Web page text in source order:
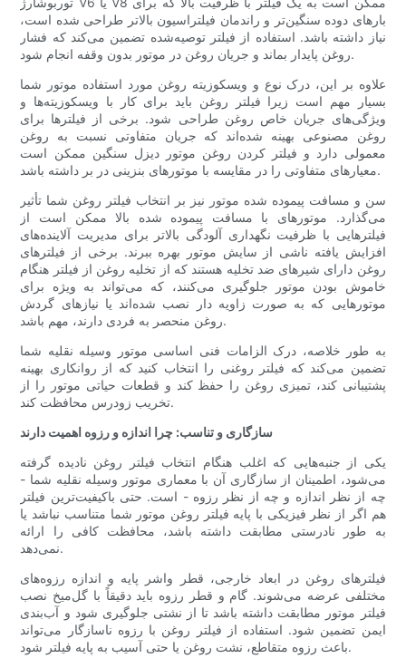
بارهای دوده سنگین‌تر و راندمان فیلتراسیون بالاتر طراحی شده است،
نیاز داشته باشد. استفاده از فیلتر توصیه‌شده تضمین می‌کند که فشار
روغن پایدار بماند و جریان روغن در موتور بدون وقفه انجام شود.
علاوه بر این، درک نوع و ویسکوزیته روغن مورد استفاده موتور شما
بسیار مهم است زیرا فیلتر روغن باید برای کار با ویسکوزیته‌ها و
ویژگی‌های جریان خاص روغن طراحی شود. برخی از فیلترها برای
روغن مصنوعی بهینه شده‌اند که جریان متفاوتی نسبت به روغن
معمولی دارد و فیلتر کردن روغن موتور دیزل سنگین ممکن است
معیارهای متفاوتی را در مقایسه با موتورهای بنزینی در بر داشته باشد.
سن و مسافت پیموده شده موتور نیز بر انتخاب فیلتر روغن شما تأثیر
می‌گذارد. موتورهای با مسافت پیموده شده بالا ممکن است از
فیلترهایی با ظرفیت نگهداری آلودگی بالاتر برای مدیریت آلاینده‌های
افزایش یافته ناشی از سایش موتور بهره ببرند. برخی از فیلترهای
روغن دارای شیرهای ضد تخلیه هستند که از تخلیه روغن از فیلتر هنگام
خاموش بودن موتور جلوگیری می‌کنند، که می‌تواند به ویژه برای
موتورهایی که به صورت زاویه دار نصب شده‌اند یا نیازهای گردش
روغن منحصر به فردی دارند، مهم باشد.
به طور خلاصه، درک الزامات فنی اساسی موتور وسیله نقلیه شما
تضمین می‌کند که فیلتر روغنی را انتخاب کنید که از روانکاری بهینه
پشتیبانی کند، تمیزی روغن را حفظ کند و قطعات حیاتی موتور را از
تخریب زودرس محافظت کند.
سازگاری و تناسب: چرا اندازه و رزوه اهمیت دارند
یکی از جنبه‌هایی که اغلب هنگام انتخاب فیلتر روغن نادیده گرفته
می‌شود، اطمینان از سازگاری آن با معماری موتور وسیله نقلیه شما -
چه از نظر اندازه و چه از نظر رزوه - است. حتی باکیفیت‌ترین فیلتر
هم اگر از نظر فیزیکی با پایه فیلتر روغن موتور شما متناسب نباشد یا
به طور نادرستی مطابقت داشته باشد، محافظت کافی را ارائه
نمی‌دهد.
فیلترهای روغن در ابعاد خارجی، قطر واشر پایه و اندازه رزوه‌های
مختلفی عرضه می‌شوند. گام و قطر رزوه باید دقیقاً با گل‌میخ نصب
فیلتر موتور مطابقت داشته باشد تا از نشتی جلوگیری شود و آب‌بندی
ایمن تضمین شود. استفاده از فیلتر روغن با رزوه ناسازگار می‌تواند
باعث رزوه متقاطع، نشت روغن یا حتی آسیب به پایه فیلتر شود.